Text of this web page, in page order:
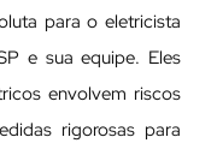
para o eletricista
e sua equipe. Eles
envolvem riscos
rigorosas para